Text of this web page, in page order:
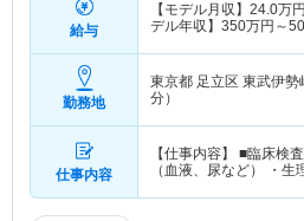
給与
【モデル月収】 24.0万
デル年収】 350万円～
勤務地
東京都 足立区 東武伊勢
分）
仕事内容
【仕事内容】 ■臨床検
（血液、尿など） ・